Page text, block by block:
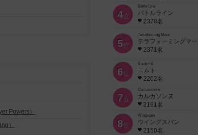
Powers）
）
4位
Battle Line
バトルライン
2378名
5位
Terraforming Mars
テラフォーミングマ
2371名
6位
6 nimmt!
ニムト
2202名
7位
Carcassonne
カルカソンヌ
2191名
8位
Wingspan
ウイングスパン
2150名